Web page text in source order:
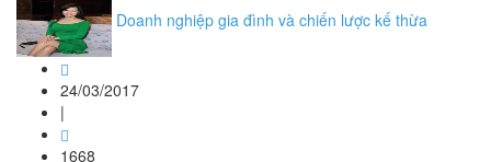
Doanh nghiệp gia đình và chiến lược kế thừa
24/03/2017
|
1668